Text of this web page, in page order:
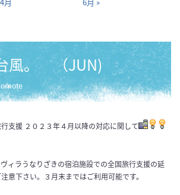
風。 （JUN)
支援 ２０２３年４月以降の対応に関して
ィラうなりざきの宿泊施設での全国旅行支援の延
意下さい。３月末まではご利用可能です。